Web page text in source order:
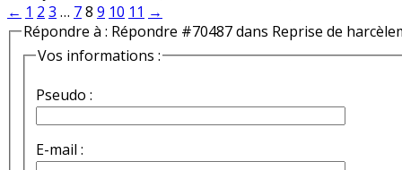
← 1 2 3 … 78 9 10 11 →
Répondre à : Répondre #70487 dans Reprise de
Vos informations :
Pseudo :
E-mail :